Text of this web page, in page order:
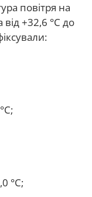
повітря на
від +32,6 °С до
°С;